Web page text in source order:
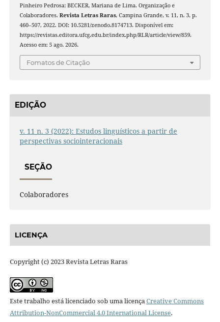
Pinheiro Pedrosa; BECKER, Mariana de Lima. Organização e
Colaboradores. Revista Letras Raras, Campina Grande, v. 11, n. 3, p.
460–507, 2022. DOI: 10.5281/zenodo.8174713. Disponível em:
https://revistas.editora.ufcg.edu.br/index.php/RLR/article/view/859.
Acesso em: 5 ago. 2026.
Fomatos de Citação
EDIÇÃO
v. 11 n. 3 (2022): Estudos linguísticos a partir de
perspectivas sociointeracionais
SEÇÃO
Colaboradores
LICENÇA
Copyright (c) 2023 Revista Letras Raras
Este trabalho está licenciado sob uma licençaCreative Commons
Attribution-NonCommercial 4.0 International License.